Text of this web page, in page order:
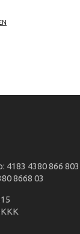
4380 866 803
8668 03